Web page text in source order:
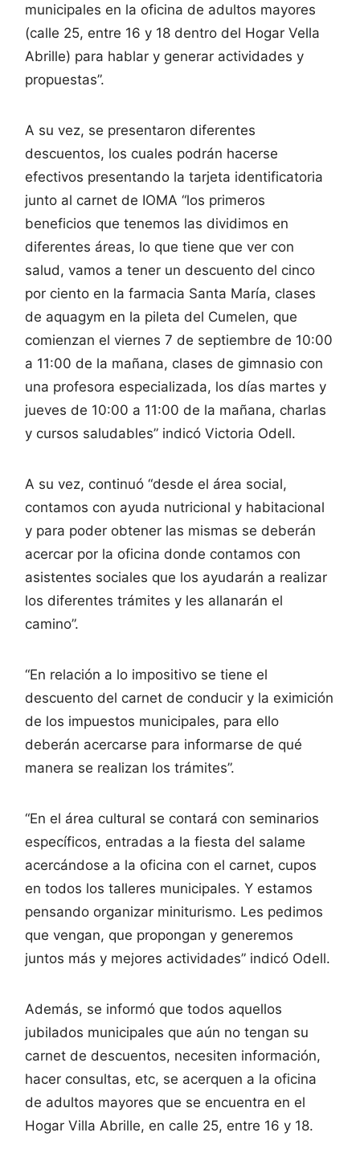
municipales en la oficina de adultos mayores
(calle 25, entre 16 y 18 dentro del Hogar Vella
Abrille) para hablar y generar actividades y
propuestas”.
A su vez, se presentaron diferentes
descuentos, los cuales podrán hacerse
efectivos presentando la tarjeta identificatoria
junto al carnet de IOMA “los primeros
beneficios que tenemos las dividimos en
diferentes áreas, lo que tiene que ver con
salud, vamos a tener un descuento del cinco
por ciento en la farmacia Santa María, clases
de aquagym en la pileta del Cumelen, que
comienzan el viernes 7 de septiembre de 10:00
a 11:00 de la mañana, clases de gimnasio con
una profesora especializada, los días martes y
jueves de 10:00 a 11:00 de la mañana, charlas
y cursos saludables” indicó Victoria Odell.
A su vez, continuó “desde el área social,
contamos con ayuda nutricional y habitacional
y para poder obtener las mismas se deberán
acercar por la oficina donde contamos con
asistentes sociales que los ayudarán a realizar
los diferentes trámites y les allanarán el
camino”.
“En relación a lo impositivo se tiene el
descuento del carnet de conducir y la eximición
de los impuestos municipales, para ello
deberán acercarse para informarse de qué
manera se realizan los trámites”.
“En el área cultural se contará con seminarios
específicos, entradas a la fiesta del salame
acercándose a la oficina con el carnet, cupos
en todos los talleres municipales. Y estamos
pensando organizar miniturismo. Les pedimos
que vengan, que propongan y generemos
juntos más y mejores actividades” indicó Odell.
Además, se informó que todos aquellos
jubilados municipales que aún no tengan su
carnet de descuentos, necesiten información,
hacer consultas, etc, se acerquen a la oficina
de adultos mayores que se encuentra en el
Hogar Villa Abrille, en calle 25, entre 16 y 18.